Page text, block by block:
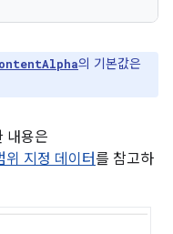
의 기본값은
내용은
지정 데이터를 참고하